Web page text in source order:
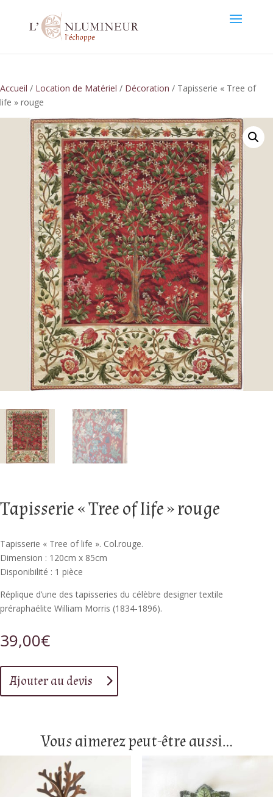
Accueil / Location de Matériel / Décoration / Tapisserie « Tree of
life » rouge
Tapisserie « Tree of life » rouge
Tapisserie « Tree of life ». Col.rouge.
Dimension : 120cm x 85cm
Disponibilité : 1 pièce
Réplique d’une des tapisseries du célèbre designer textile
préraphaélite William Morris (1834-1896).
39,00€
Ajouter au devis
Vous aimerez peut-être aussi…